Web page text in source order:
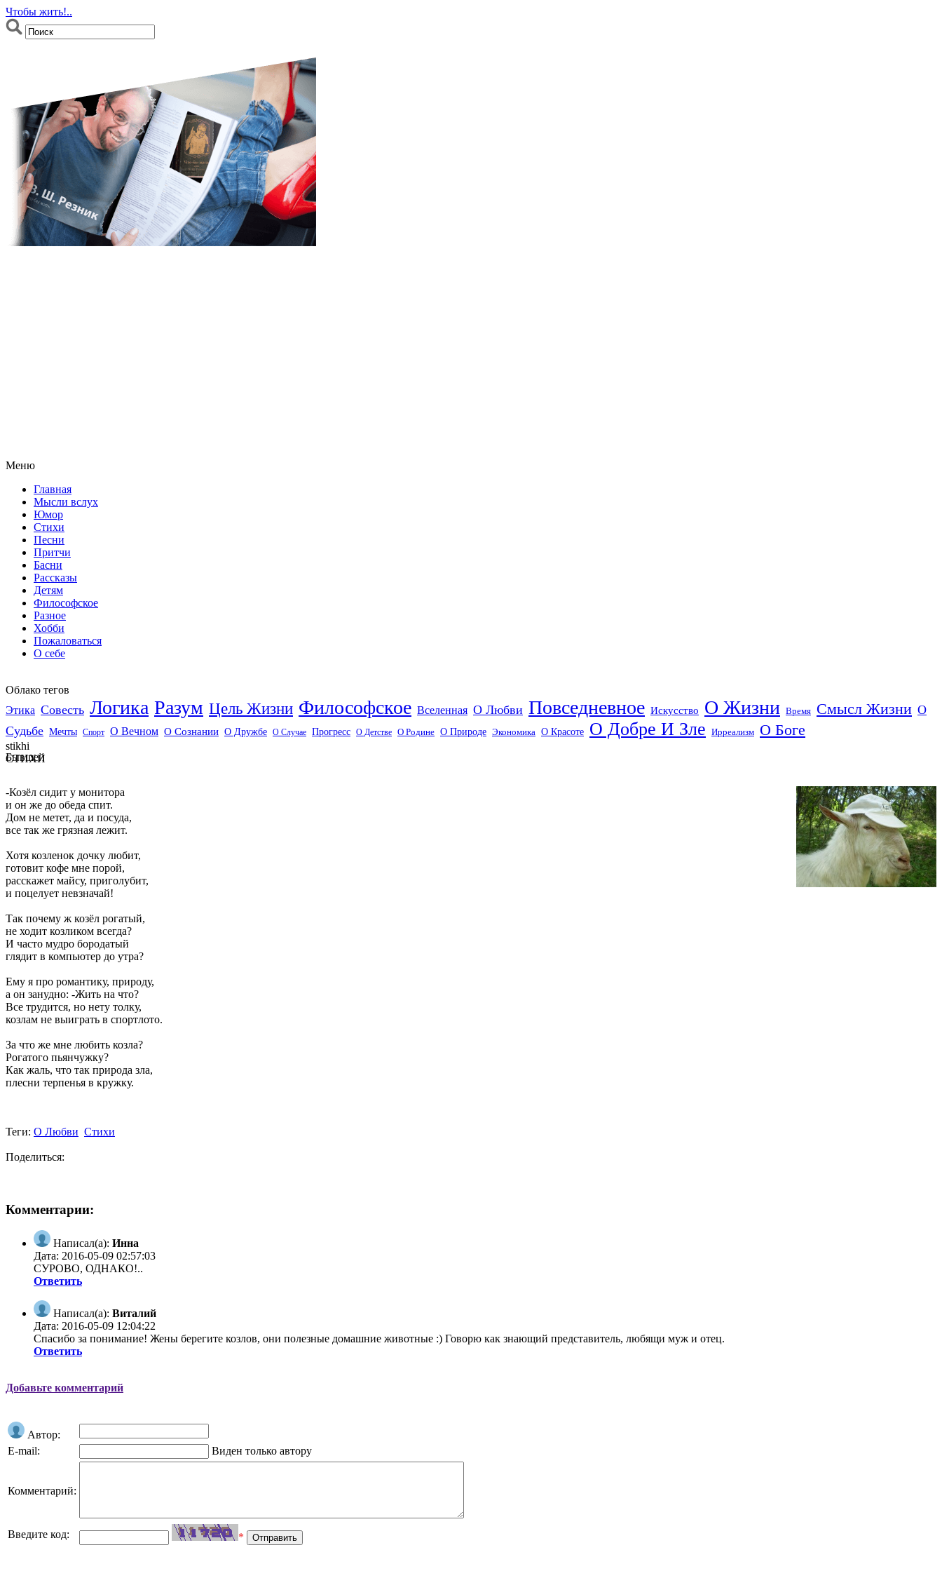
Чтобы жить!..
Меню
Главная
Мысли вслух
Юмор
Стихи
Песни
Притчи
Басни
Рассказы
Детям
Философское
Разное
Хобби
Пожаловаться
О себе
Облако тегов
Этика Совесть Логика Разум Цель Жизни Философское Вселенная О Любви Повседневное Искусство О Жизни Время Смысл Жизни О
Судьбе Мечты Спорт О Вечном О Сознании О Дружбе О Случае Прогресс О Детстве О Родине О Природе Экономика О Красоте О Добре И Зле Ирреализм О Боге
stikhi
СТИХИ
Бывшей
-Козёл сидит у монитора
и он же до обеда спит.
Дом не метет, да и посуда,
все так же грязная лежит.
Хотя козленок дочку любит,
готовит кофе мне порой,
расскажет майсу, приголубит,
и поцелует невзначай!
Так почему ж козёл рогатый,
не ходит козликом всегда?
И часто мудро бородатый
глядит в компьютер до утра?
Ему я про романтику, природу,
а он занудно: -Жить на что?
Все трудится, но нету толку,
козлам не выиграть в спортлото.
За что же мне любить козла?
Рогатого пьянчужку?
Как жаль, что так природа зла,
плесни терпенья в кружку.
Теги: О Любви Стихи
Поделиться:
Комментарии:
Написал(а): Инна
Дата: 2016-05-09 02:57:03
СУРОВО, ОДНАКО!..
Ответить
Написал(а): Виталий
Дата: 2016-05-09 12:04:22
Спасибо за понимание! Жены берегите козлов, они полезные домашние животные :) Говорю как знающий представитель, любящи муж и отец.
Ответить
Добавьте комментарий
Автор:
E-mail:
Виден только автору
Комментарий:
Введите код: *